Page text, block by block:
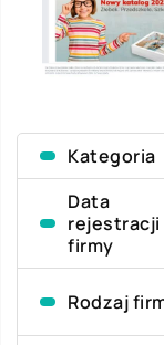
Kategoria
Data
rejestracji
firmy
Rodzaj